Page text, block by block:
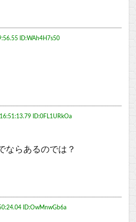
ID:WAh4H7s50
ID:0FL1URkOa
ならあるのでは？
ID:OwMnwGb6a